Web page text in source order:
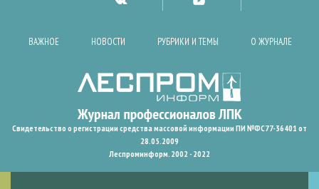
ВАЖНОЕ НОВОСТИ РУБРИКИ И ТЕМЫ О ЖУРНАЛЕ
Свидетельство о регистрации средства массовой информации ПИ №ФС77-36401 от
28.05.2009
Леспроминформ. 2002 - 2022